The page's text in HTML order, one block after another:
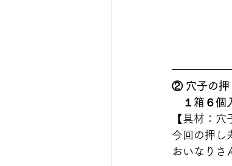
② 穴子の押
１箱６個
【具材：
今回の押し
おいなりさ